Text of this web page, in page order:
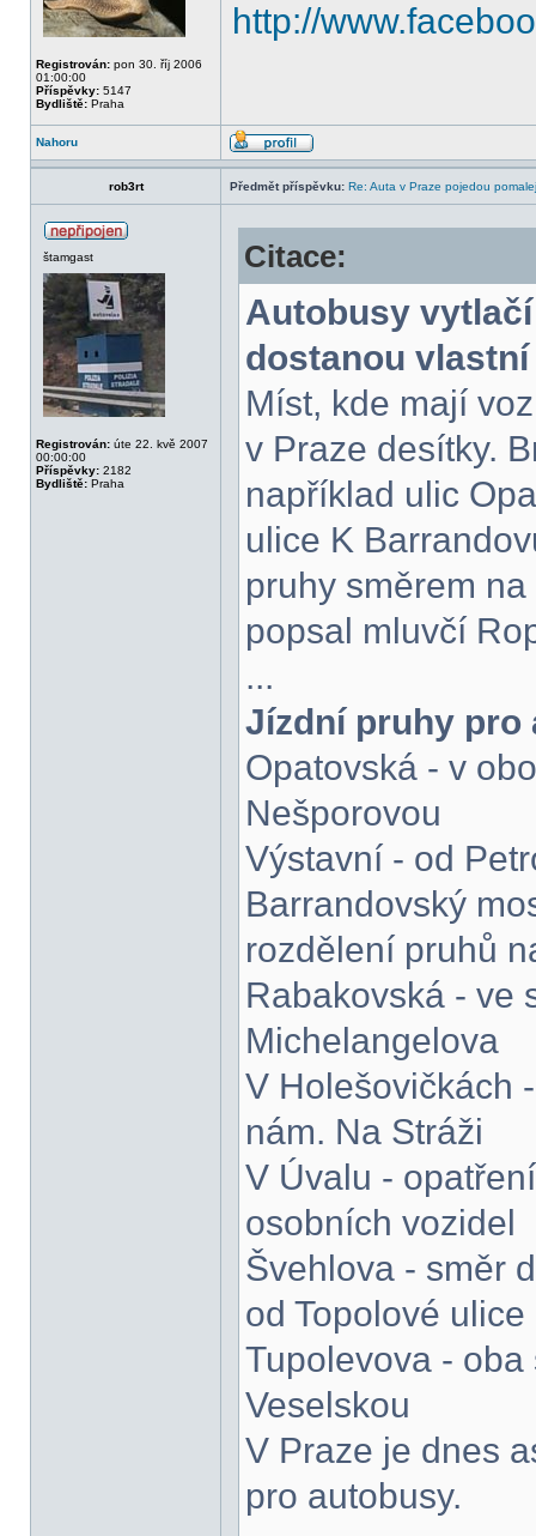
Registrován: pon 30. říj 2006
01:00:00
Příspěvky: 5147
Bydliště: Praha
http://
Nahoru
rob3rt Předmět příspěvku: Re: Auta v Praze pojedou
štamgast
Registrován: úte 22. kvě 2007
00:00:00
Příspěvky: 2182
Bydliště: Praha
Citace:
Autobusy vytlačí
dostanou
Míst, kde mají
v Praze desítky.
například ulic
ulice K
pruhy směrem
popsal mluvčí
...
Jízdní pruhy pro
Opatovská - v
Nešporovou
Výstavní - od
Barrandovský
rozdělení pruhů
Rabakovská - ve
Michelangelova
V Holešovičkách
nám. Na Stráži
V Úvalu -
osobních vozidel
Švehlova - směr
od Topolové
Tupolevova -
Veselskou
V Praze je dnes
pro autobusy.